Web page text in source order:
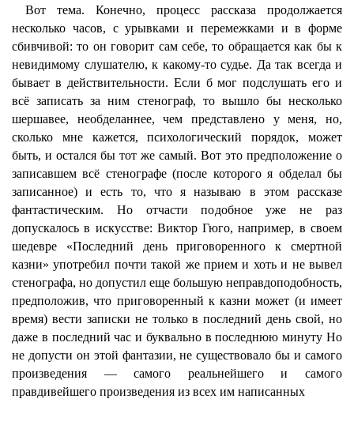
Вот тема. Конечно, процесс рассказа продолжается
несколько часов, с урывками и перемежками и в форме
сбивчивой: то он говорит сам себе, то обращается как бы к
невидимому слушателю, к какому-то судье. Да так всегда и
бывает в действительности. Если б мог подслушать его и
всё записать за ним стенограф, то вышло бы несколько
шершавее, необделаннее, чем представлено у меня, но,
сколько мне кажется, психологический порядок, может
быть, и остался бы тот же самый. Вот это предположение о
записавшем всё стенографе (после которого я обделал бы
записанное) и есть то, что я называю в этом рассказе
фантастическим. Но отчасти подобное уже не раз
допускалось в искусстве: Виктор Гюго, например, в своем
шедевре «Последний день приговоренного к смертной
казни» употребил почти такой же прием и хоть и не вывел
стенографа, но допустил еще большую неправдоподобность,
предположив, что приговоренный к казни может (и имеет
время) вести записки не только в последний день свой, но
даже в последний час и буквально в последнюю минуту Но
не допусти он этой фантазии, не существовало бы и самого
произведения — самого реальнейшего и самого
правдивейшего произведения из всех им написанных